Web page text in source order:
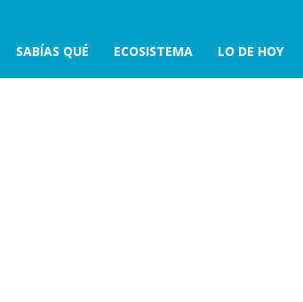
SABÍAS QUÉ ECOSISTEMA LO DE HOY